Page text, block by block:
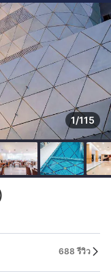
1/115
688 รีวิว